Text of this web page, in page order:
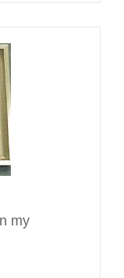
my